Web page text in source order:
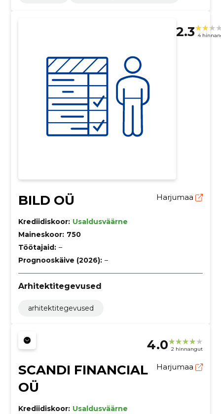
2.3 4
BILD OÜ Harjumaa
Krediidiskoor: Usaldusväärne
Maineskoor: 750
Töötajaid: –
Prognooskäive (2026): –
Arhitektitegevused
arhitektitegevused
4.0 2 hinnangut
SCANDI FINANCIAL
OÜ
Harjumaa
Krediidiskoor: Usaldusväärne